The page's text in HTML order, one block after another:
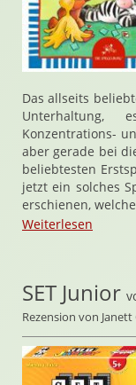
Das allseits
Unterhaltung,
Konzentrations-
aber gerade bei
beliebtesten
jetzt ein solches
erschienen,
Weiterlesen
SET Junior
Rezension von